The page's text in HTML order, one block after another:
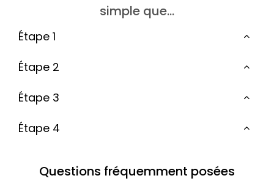
simple que…
Étape 1
Étape 2
Étape 3
Étape 4
Questions fréquemment posées